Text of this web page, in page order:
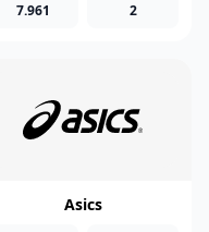
7.961 2
Asics